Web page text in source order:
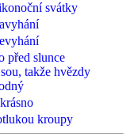
svátky
před slunce
takže hvězdy
kroupy